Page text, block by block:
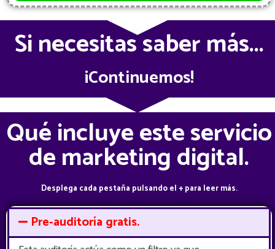
Si necesitas saber más...
¡Continuemos!
Qué incluye este servicio
de marketing digital.
Desplega cada pestaña pulsando el + para leer más.
Pre-auditoría gratis.